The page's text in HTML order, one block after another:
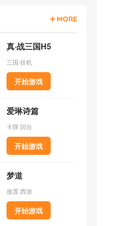
真·战三国H5
三国·挂机
开始游戏
爱琳诗篇
卡牌·回合
开始游戏
梦道
放置·西游
开始游戏